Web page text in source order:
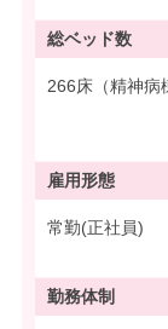
総ベッド数
266床（精神病
雇用形態
常勤(正社員)
勤務体制